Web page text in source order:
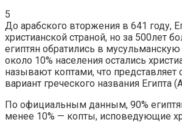
5
До арабского вторжения в 641 году,
христианской страной, но за 500лет
египтян обратились в
около 10% населения остались
называют коптами, что
вариант греческого названия Египта
По официальным данным, 90%
менее 10% — копты, исповедующие